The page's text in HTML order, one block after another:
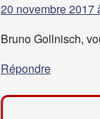
20 novembre 2017
Bruno Gollnisch,
Répondre